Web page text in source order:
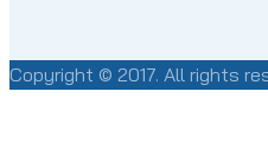
Copyright © 2017. All rights